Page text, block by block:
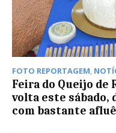
FOTO REPORTAGEM
Feira do Queijo de
volta este sábado,
com bastante